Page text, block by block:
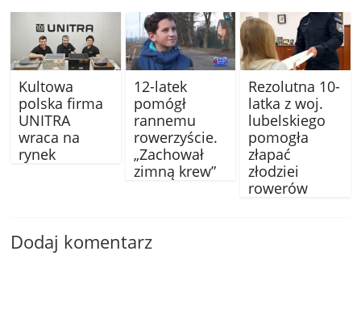
Kultowa
polska firma
UNITRA
wraca na
rynek
12-latek
pomógł
rannemu
rowerzyście.
„Zachował
zimną krew”
Rezolutna 10-
latka z woj.
lubelskiego
pomogła
złapać
złodziei
rowerów
Dodaj komentarz